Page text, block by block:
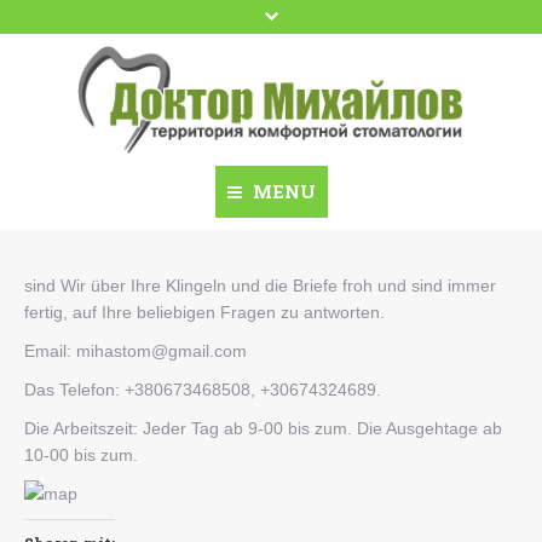
MENU
Kontakte
Preise
Доктор Михайлов
Dental School
Акции
sind Wir über Ihre Klingeln und die Briefe froh und sind immer
fertig, auf Ihre beliebigen Fragen zu antworten.
Email: mihastom@gmail.com
Das Telefon: +380673468508, +30674324689.
Die Arbeitszeit: Jeder Tag ab 9-00 bis zum. Die Ausgehtage ab
10-00 bis zum.